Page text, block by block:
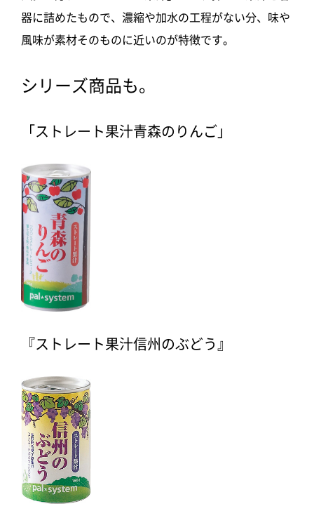
器に詰めたもので、濃縮や加水の工程がない分、味や
風味が素材そのものに近いのが特徴です。
シリーズ商品も。
「ストレート果汁青森のりんご」
『ストレート果汁信州のぶどう』